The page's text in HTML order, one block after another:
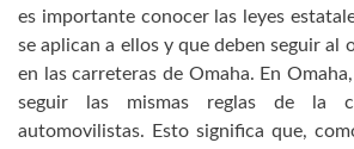
es importante conocer las leyes
se aplican a ellos y que deben seguir al
en las carreteras de Omaha. En
seguir las mismas reglas de la
automovilistas. Esto significa que,